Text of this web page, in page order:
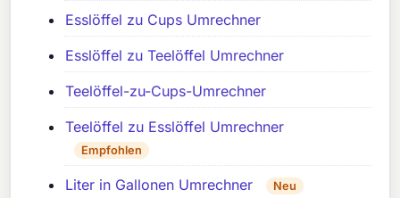
Esslöffel zu Cups Umrechner
Esslöffel zu Teelöffel Umrechner
Teelöffel-zu-Cups-Umrechner
Teelöffel zu Esslöffel Umrechner
Empfohlen
Liter in Gallonen Umrechner Neu